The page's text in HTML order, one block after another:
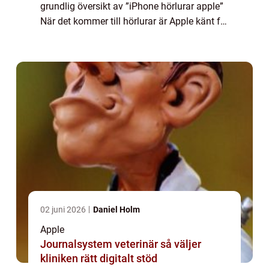
grundlig översikt av ”iPhone hörlurar apple”
När det kommer till hörlurar är Apple känt för
02 juni 2026 Daniel Holm
Apple
Journalsystem veterinär så väljer
kliniken rätt digitalt stöd